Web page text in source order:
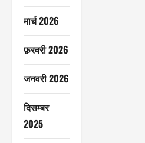
मार्च 2026
फ़रवरी 2026
जनवरी 2026
दिसम्बर
2025